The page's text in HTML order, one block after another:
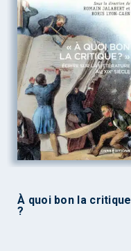
À quoi bon la critique
?